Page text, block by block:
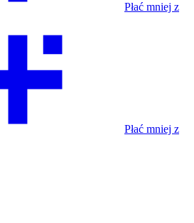
Płać mniej z
Płać mniej z